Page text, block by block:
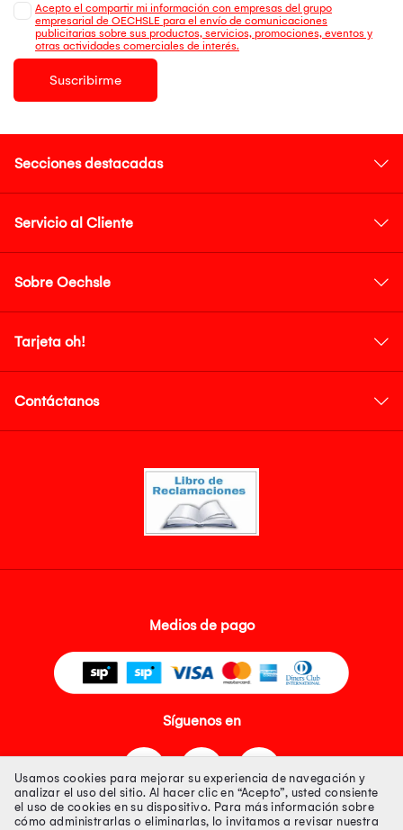
Acepto el compartir mi información con empresas del grupo
empresarial de OECHSLE para el envío de comunicaciones
publicitarias sobre sus productos, servicios, promociones, eventos y
otras actividades comerciales de interés.
Suscribirme
Secciones destacadas
Servicio al Cliente
Sobre Oechsle
Tarjeta oh!
Contáctanos
Medios de pago
Síguenos en
Usamos cookies para mejorar su experiencia de navegación y
analizar el uso del sitio. Al hacer clic en “Acepto”, usted consiente
el uso de cookies en su dispositivo. Para más información sobre
cómo administrarlas o eliminarlas, lo invitamos a revisar nuestra